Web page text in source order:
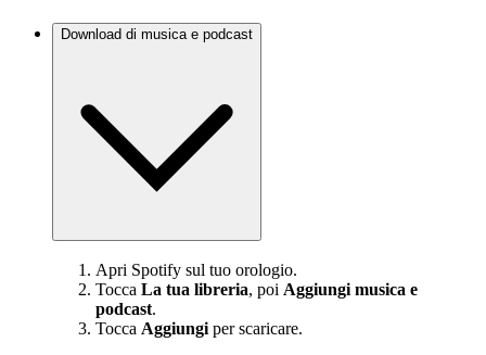
Download di musica e podcast
Apri Spotify sul tuo orologio.
Tocca La tua libreria, poi Aggiungi musica e
podcast.
Tocca Aggiungiper scaricare.